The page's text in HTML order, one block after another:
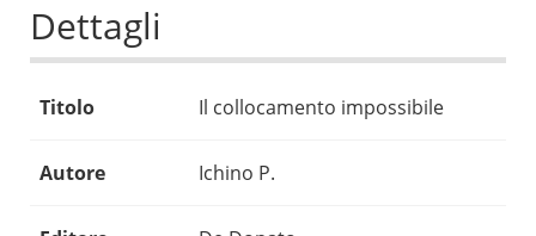
Dettagli
Titolo Il collocamento impossibile
Autore Ichino P.